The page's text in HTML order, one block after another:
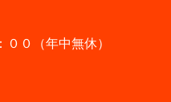
０（年中無休）